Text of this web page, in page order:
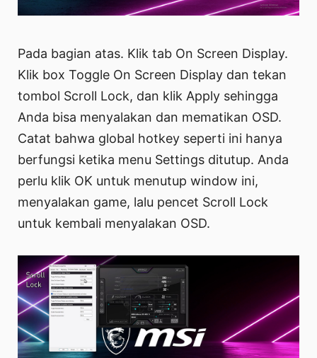
Pada bagian atas. Klik tab On Screen Display.
Klik box Toggle On Screen Display dan tekan
tombol Scroll Lock, dan klik Apply sehingga
Anda bisa menyalakan dan mematikan OSD.
Catat bahwa global hotkey seperti ini hanya
berfungsi ketika menu Settings ditutup. Anda
perlu klik OK untuk menutup window ini,
menyalakan game, lalu pencet Scroll Lock
untuk kembali menyalakan OSD.